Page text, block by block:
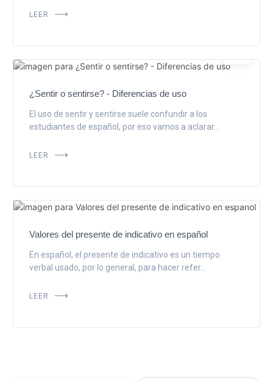
LEER
¿Sentir o sentirse? - Diferencias de uso
El uso de sentir y sentirse suele confundir a los
estudiantes de español, por eso vamos a aclarar...
LEER
Valores del presente de indicativo en español
En español, el presente de indicativo es un tiempo
verbal usado, por lo general, para hacer refer...
LEER